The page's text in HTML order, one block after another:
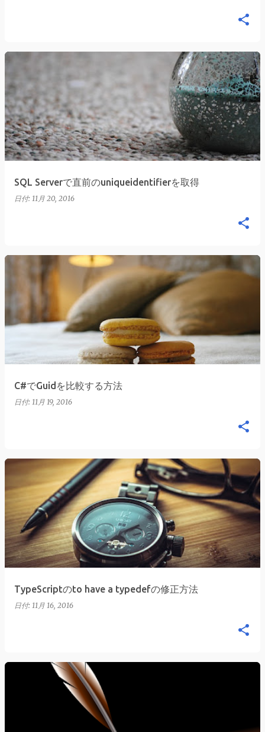
SQL Serverで直前のuniqueidentifierを取得
日付: 11月 20, 2016
C#でGuidを比較する方法
日付: 11月 19, 2016
TypeScriptのto have a typedefの修正方法
日付: 11月 16, 2016